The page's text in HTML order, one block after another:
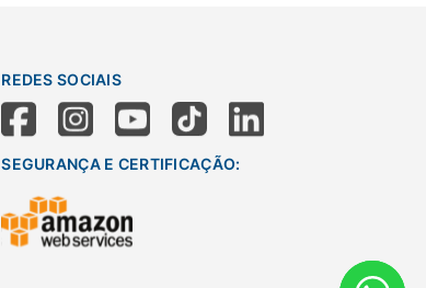
REDES SOCIAIS
SEGURANÇA E CERTIFICAÇÃO: